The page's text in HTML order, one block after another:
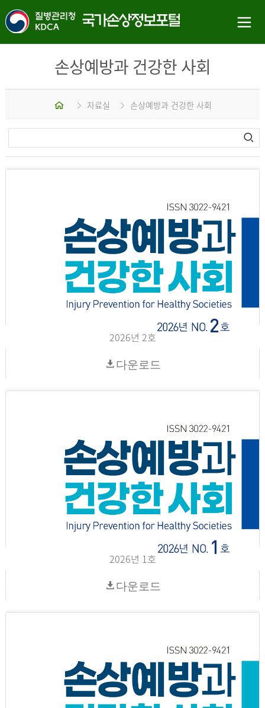
손상예방과 건강한 사회
홈 자료실 손상예방과 건강한 사회
2026년 2호
다운로드
2026년 1호
다운로드